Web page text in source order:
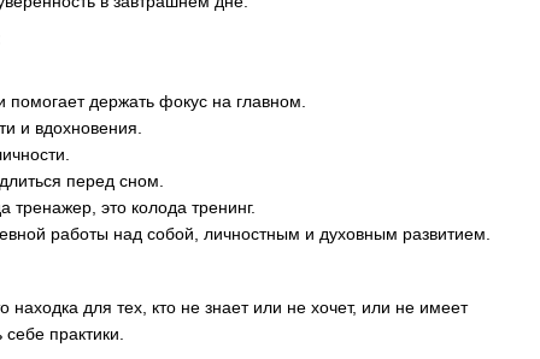
помогает держать фокус на главном.
и вдохновения.
перед сном.
это колода тренинг.
работы над собой, личностным и духовным развитием.
для тех, кто не знает или не хочет, или не имеет
практики.